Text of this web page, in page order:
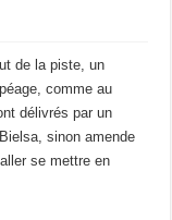
de la piste, un
comme au
délivrés par un
sinon amende
se mettre en